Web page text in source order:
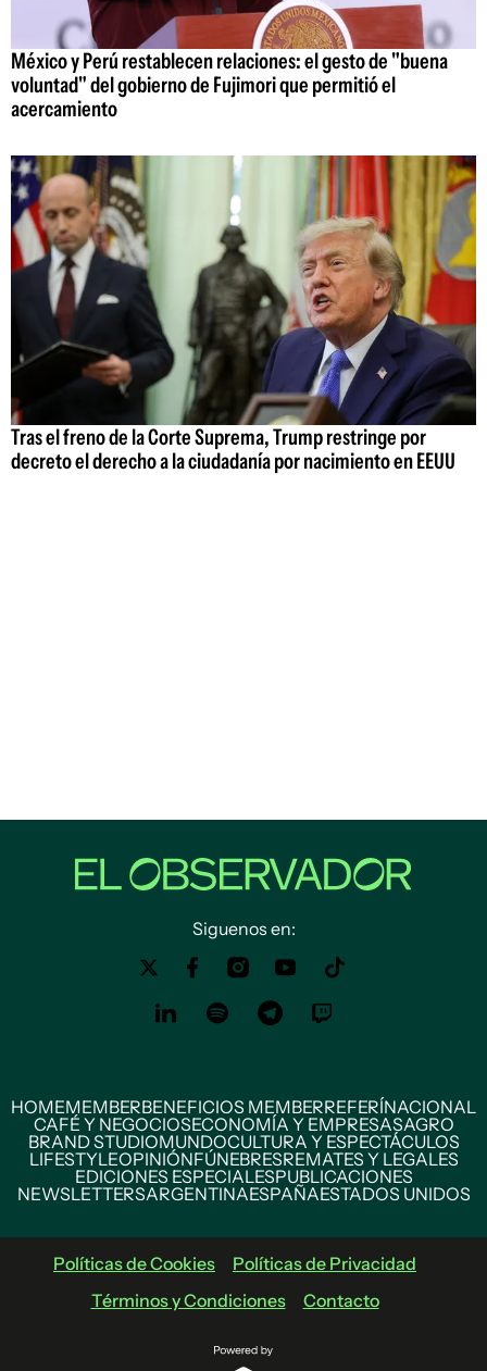
México y Perú restablecen relaciones: el gesto de "buena
voluntad" del gobierno de Fujimori que permitió el
acercamiento
Tras el freno de la Corte Suprema, Trump restringe por
decreto el derecho a la ciudadanía por nacimiento en EEUU
Siguenos en:
HOMEMEMBERBENEFICIOS MEMBERREFERÍNACIONAL
CAFÉ Y NEGOCIOSECONOMÍA Y EMPRESASAGRO
BRAND STUDIOMUNDOCULTURA Y ESPECTÁCULOS
LIFESTYLEOPINIÓNFÚNEBRESREMATES Y LEGALES
EDICIONES ESPECIALESPUBLICACIONES
NEWSLETTERSARGENTINAESPAÑAESTADOS UNIDOS
Políticas de Cookies
Políticas de Privacidad
Términos y Condiciones
Contacto